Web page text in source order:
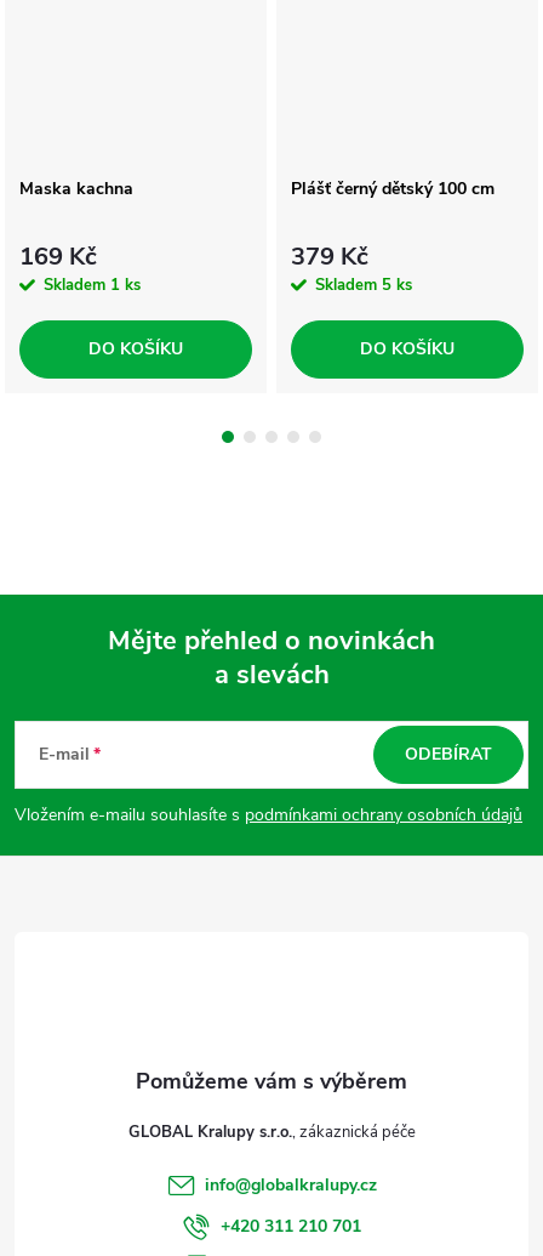
Maska kachna
169 Kč
Skladem 1 ks
DO KOŠÍKU
Plášť černý dětský 100 cm
379 Kč
Skladem 5 ks
DO KOŠÍKU
p
a
Mějte přehled o novinkách
a slevách
E-mail
Vložením e-mailu souhlasíte s podmínkami ochrany osobních údajů
ODEBÍRAT
GLOBAL Kralupy s.r.o.
info@globalkralupy.cz
+420 311 210 701